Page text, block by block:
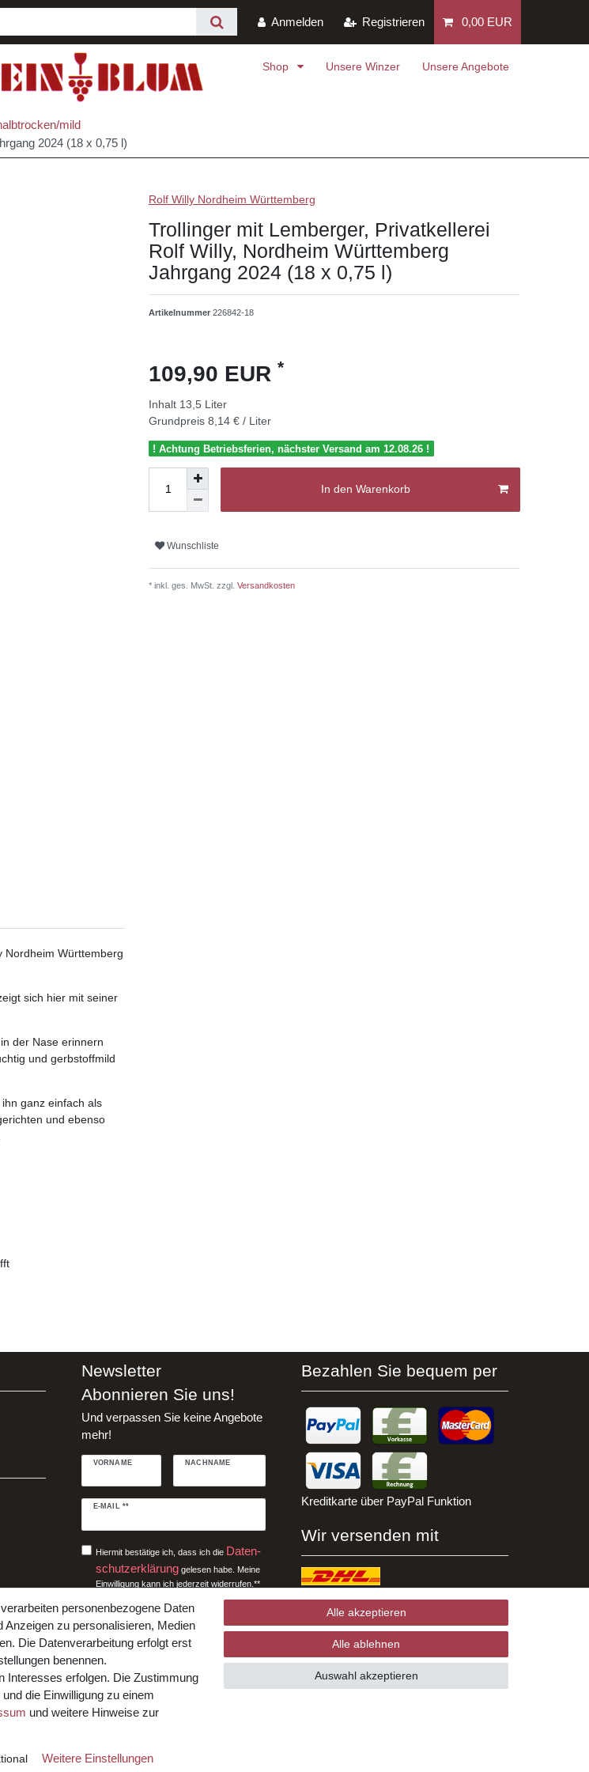
Anmelden Registrieren 0,00 EUR
Shop Unsere Winzer Unsere Angebote
mild
2024 (18 x 0,75 l)
Rolf Willy Nordheim Württemberg
Trollinger mit Lemberger, Privatkellerei
Rolf Willy, Nordheim Württemberg
Jahrgang 2024 (18 x 0,75 l)
Artikelnummer 226842-18
109,90 EUR *
Inhalt 13,5 Liter
Grundpreis 8,14 € / Liter
! Achtung Betriebsferien, nächster Versand am 12.08.26 !
In den Warenkorb
Wunschliste
* inkl. ges. MwSt. zzgl. Versandkosten
Nordheim Württemberg
sich hier mit seiner
der Nase erinnern
und gerbstoffmild
ganz einfach als
und ebenso
Newsletter
Abonnieren Sie uns!
Und verpassen Sie keine Angebote
mehr!
VORNAME NACHNAME
E-MAIL **
Newsletter
Hiermit bestätige ich, dass ich die Daten­
schutz­erklärunggelesen habe. Meine
Einwilligung kann ich jederzeit widerrufen.**
Abonnieren
** Hierbei handelt es sich um ein Pflichtfeld.
Bezahlen Sie bequem per
Kreditkarte über PayPal Funktion
Wir versenden mit
Template, CMS & Warenwirtschaft by
personenbezogene Daten
zu personalisieren, Medien
Die Datenverarbeitung erfolgt erst
benennen.
Interesses erfolgen. Die Zustimmung
die Einwilligung zu einem
und weitere Hinweise zur
Weitere Einstellungen
Alle akzeptieren
Alle ablehnen
Auswahl akzeptieren